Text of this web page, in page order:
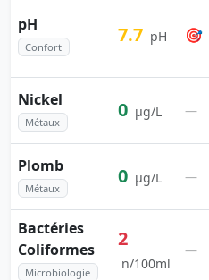
pH
Confort
7.7 pH 🎯
Nickel
Métaux
0 µg/L —
Plomb
Métaux
0 µg/L —
Bactéries
Coliformes
Microbiologie
2
n/100ml
—